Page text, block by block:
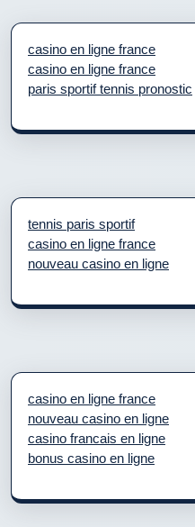
casino en ligne france
casino en ligne france
paris sportif tennis pronostic
tennis paris sportif
casino en ligne france
nouveau casino en ligne
casino en ligne france
nouveau casino en ligne
casino francais en ligne
bonus casino en ligne